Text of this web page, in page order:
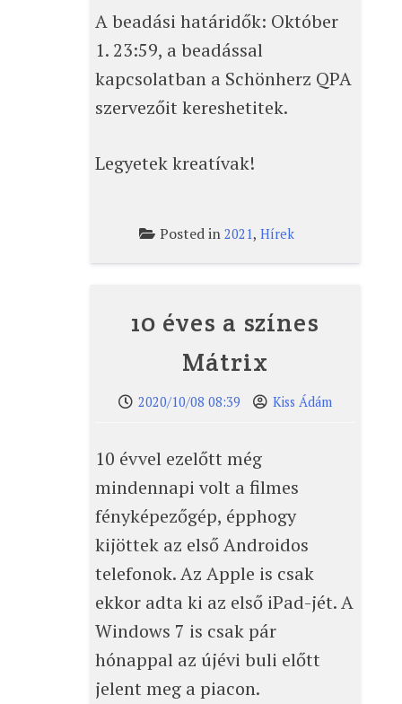
A beadási határidők: Október
1. 23:59, a beadással
kapcsolatban a Schönherz QPA
szervezőit kereshetitek.
Legyetek kreatívak!
Posted in 2021, Hírek
10 éves a színes
Mátrix
2020/10/08 08:39 Kiss Ádám
10 évvel ezelőtt még
mindennapi volt a filmes
fényképezőgép, épphogy
kijöttek az első Androidos
telefonok. Az Apple is csak
ekkor adta ki az első iPad-jét. A
Windows 7 is csak pár
hónappal az újévi buli előtt
jelent meg a piacon.